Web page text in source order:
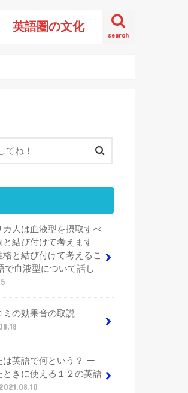
search
英語圏の文化
カ人は血液型を摂取すべ
と結び付けて考えます
格と結び付けて考えるこ
で血液型について話し
ミの効果音の取説
は英語で何という？ ー
ときに使える１２の英語
2021.08.10